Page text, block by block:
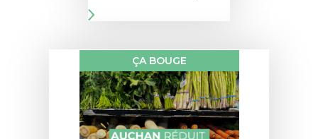
ÇA BOUGE